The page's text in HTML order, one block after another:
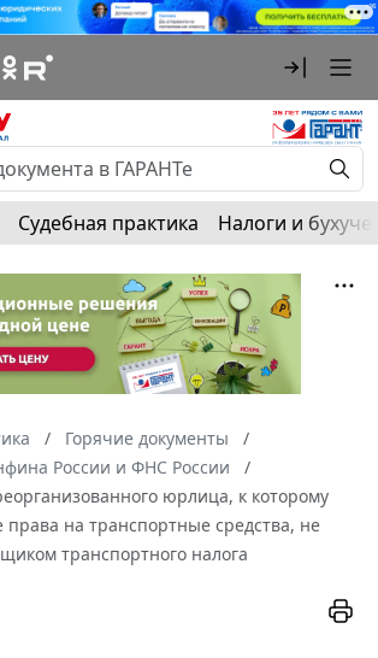
Судебная практика Налоги и
Горячие документы
России и ФНС России
юрлица, к которому
на транспортные средства, не
транспортного налога